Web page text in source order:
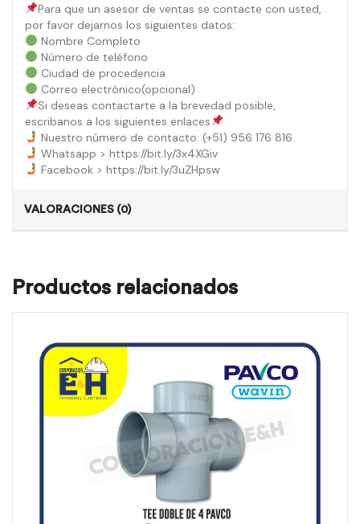
Para que un asesor de ventas se contacte con usted,
por favor dejarnos los siguientes datos:
Nombre Completo
Número de teléfono
Ciudad de procedencia
Correo electrónico(opcional)
Si deseas contactarte a la brevedad posible,
escribanos a los siguientes enlaces
Nuestro número de contacto: (+51) 956 176 816
Whatsapp > https://bit.ly/3x4XGiv
Facebook > https://bit.ly/3uZHpsw
VALORACIONES (0)
Productos relacionados